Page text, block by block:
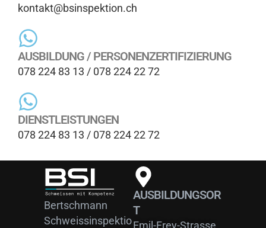
kontakt@bsinspektion.ch
AUSBILDUNG / PERSONENZERTIFIZIERUNG
078 224 83 13 / 078 224 22 72
DIENSTLEISTUNGEN
078 224 83 13 / 078 224 22 72
Bertschmann
Schweissinspektio
AUSBILDUNGSOR
T